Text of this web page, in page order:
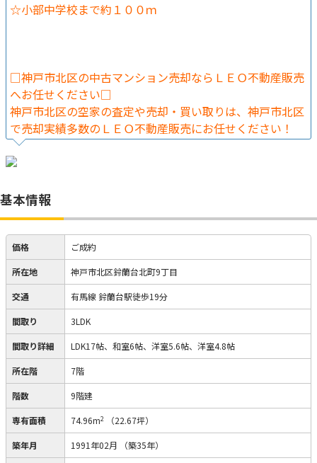
☆小部中学校まで約１００ｍ
□神戸市北区の中古マンション売却ならＬＥＯ不動産販売
へお任せください□
神戸市北区の空家の査定や売却・買い取りは、神戸市北区
で売却実績多数のＬＥＯ不動産販売にお任せください！
基本情報
価格 ご成約
所在地 神戸市北区鈴蘭台北町9丁目
交通 有馬線 鈴蘭台駅徒歩19分
間取り 3LDK
間取り詳細 LDK17帖、和室6帖、洋室5.6帖、洋室4.8帖
所在階 7階
階数 9階建
専有面積 74.96m2 （22.67坪）
築年月 1991年02月 （築35年）